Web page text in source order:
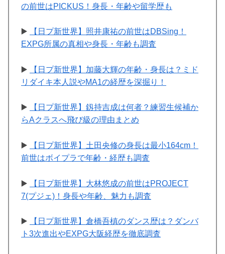
の前世はPICKUS！身長・年齢や留学歴も
▶️
【日プ新世界】照井康祐の前世はDBSing！
EXPG所属の真相や身長・年齢も調査
▶️
【日プ新世界】加藤大輝の年齢・身長は？ミド
リダイキ本人説やMA1の経歴を深掘り！
▶️
【日プ新世界】釼持吉成は何者？練習生候補か
らAクラスへ飛び級の理由まとめ
▶️
【日プ新世界】土田央修の身長は最小164cm！
前世はボイプラで年齢・経歴も調査
▶️
【日プ新世界】大林悠成の前世はPROJECT
7(プジェ)！身長や年齢、魅力も調査
▶️
【日プ新世界】倉橋吾槙のダンス歴は？ダンバ
ト3次進出やEXPG大阪経歴を徹底調査